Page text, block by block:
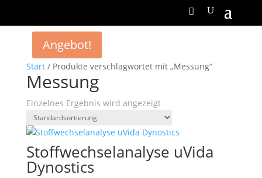
Start/ Produkte verschlagwortet mit „Messung“
Messung
Einzelnes Ergebnis wird angezeigt
Angebot!
Stoffwechselanalyse uVida
Dynostics